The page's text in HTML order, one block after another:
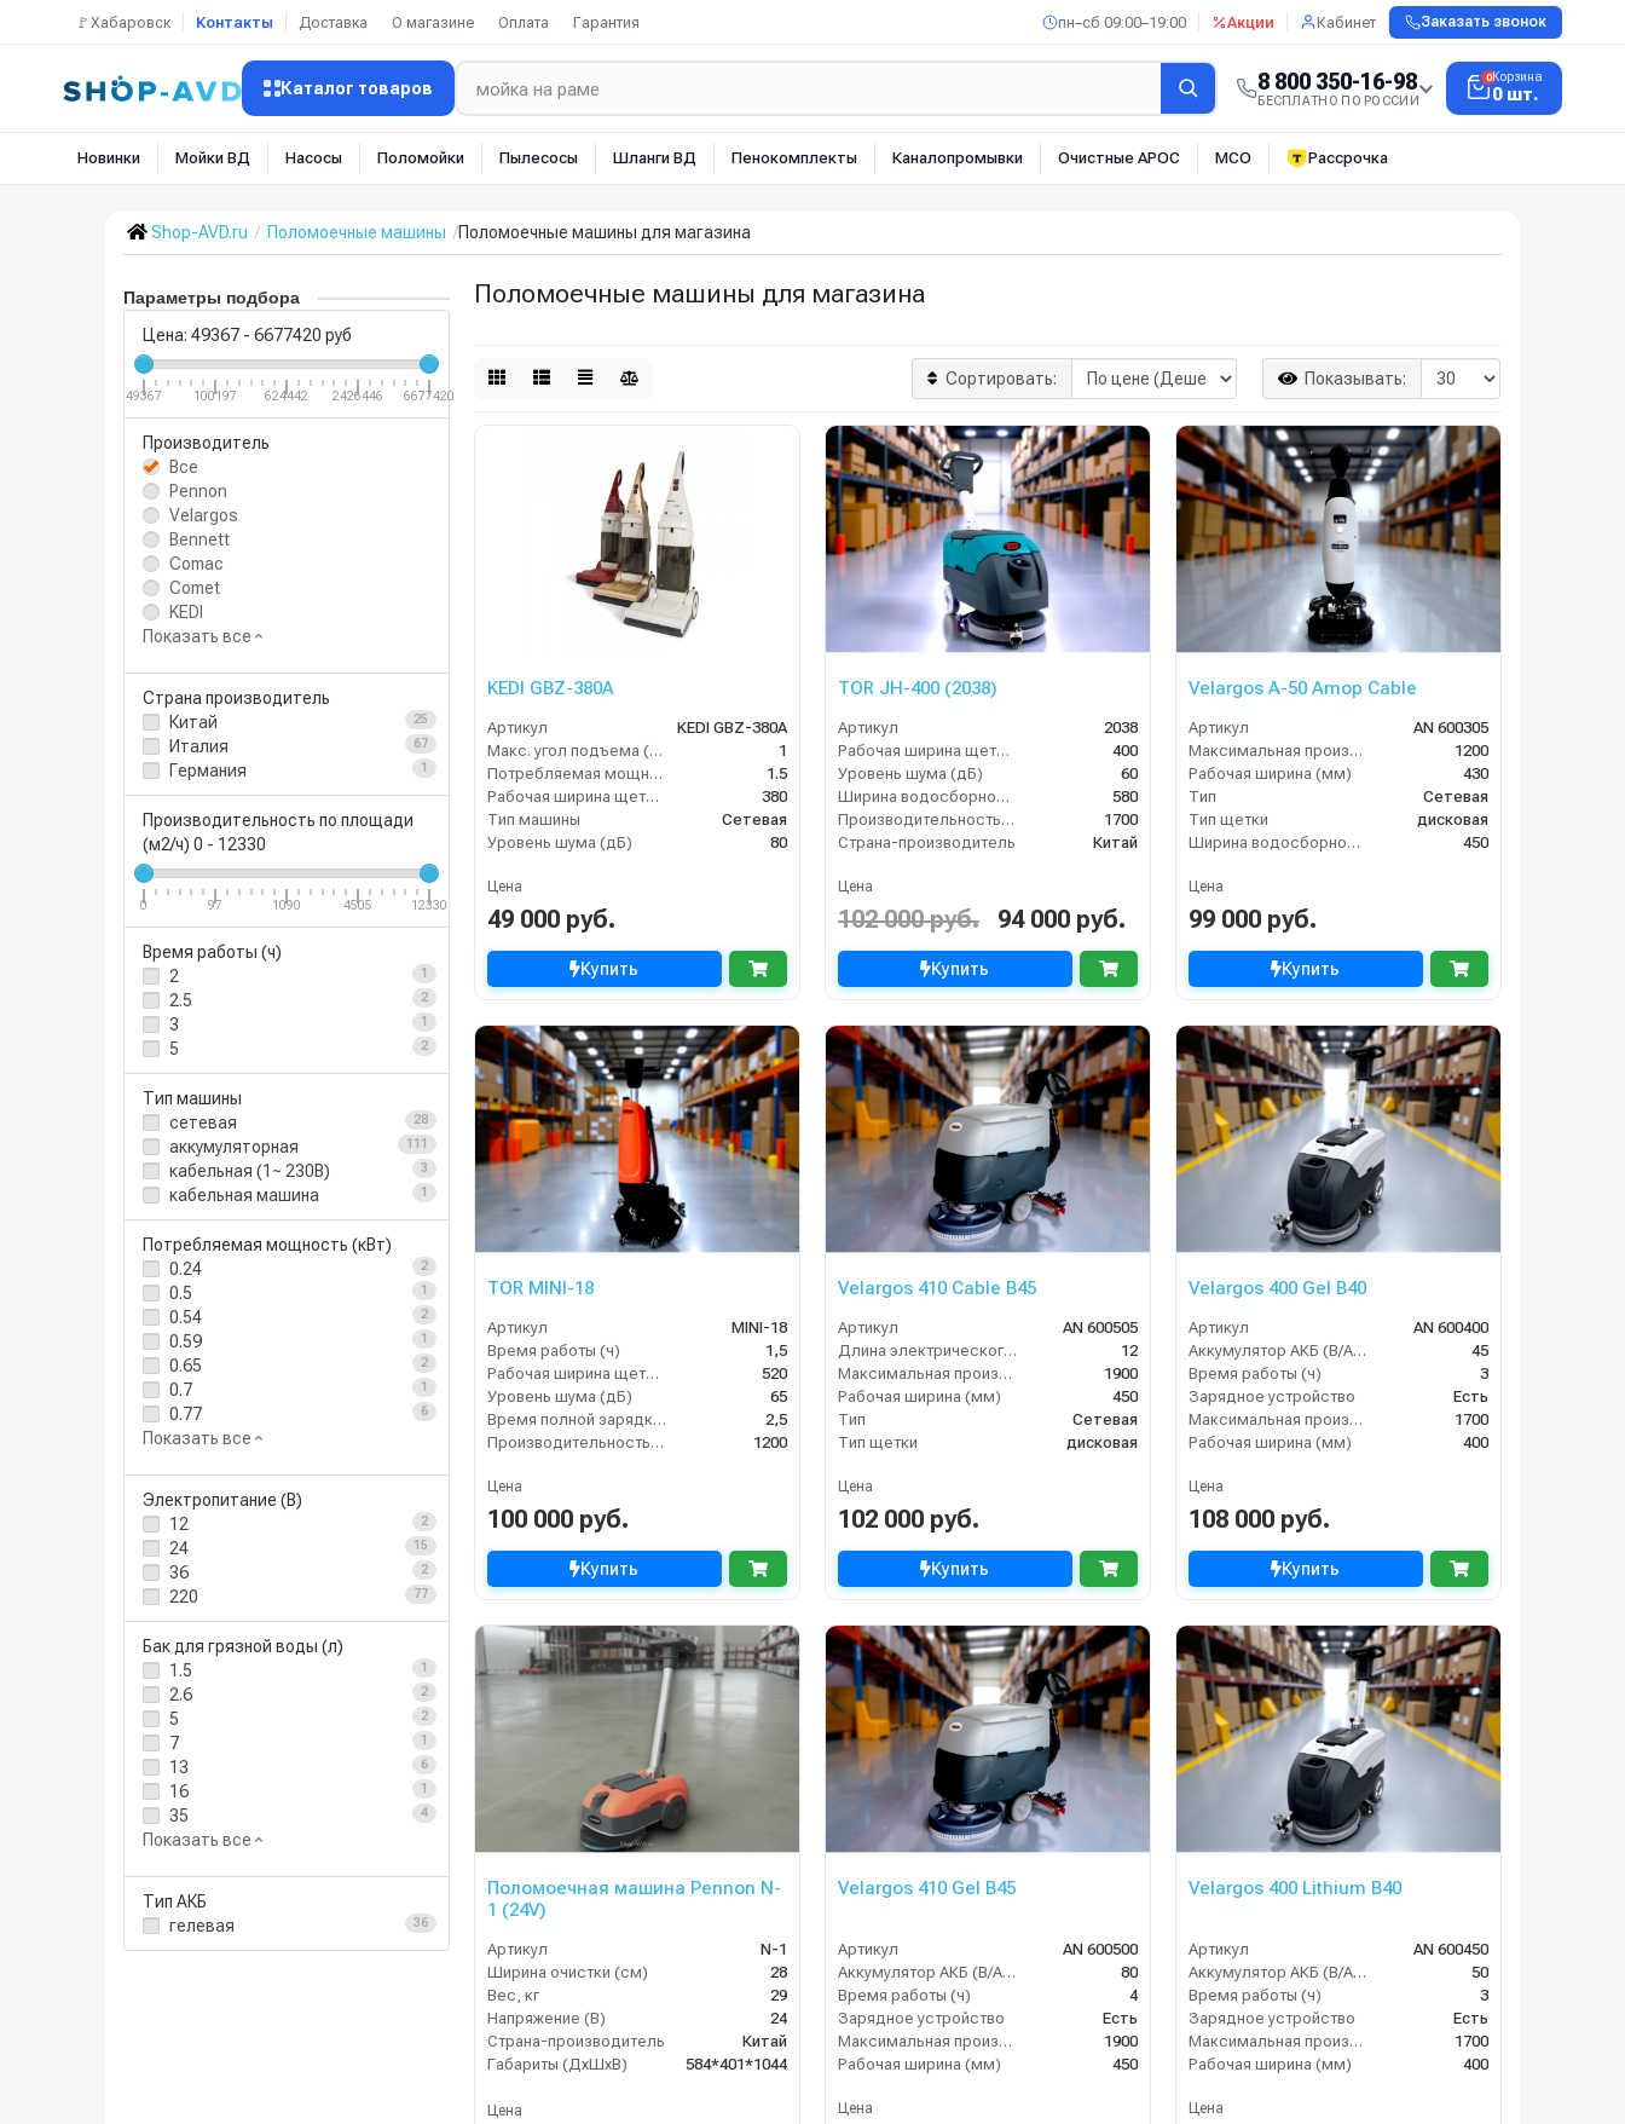
🚩Хабаровск Контакты Доставка О магазине Оплата Гарантия пн–сб 09:00–19:00 Акции Кабинет Заказать звонок
Каталог товаров 8 800 350-16-98
БЕСПЛАТНО ПО РОССИИ
0Корзина
0 шт.
Новинки Мойки ВД Насосы Поломойки Пылесосы Шланги ВД Пенокомплекты Каналопромывки Очистные АРОС МСО Рассрочка
Shop-AVD.ru Поломоечные машины Поломоечные машины для магазина
Параметры подбора
Цена: 49367 - 6677420 руб
49367 100197 624442 2426446 6677420
Производитель
Все
Pennon
Velargos
Bennett
Comac
Comet
KEDI
Показать все
Страна производитель
Китай
25
Италия 67
Германия 1
Производительность по площади
(м2/ч) 0 - 12330
0 97 1090 4505 12330
Время работы (ч)
2
1
2.5 2
3 1
5 2
Тип машины
сетевая
28
аккумуляторная 111
кабельная (1~ 230В) 3
кабельная машина 1
Потребляемая мощность (кВт)
0.24
2
0.5 1
0.54 2
0.59 1
0.65 2
0.7 1
0.77 6
Показать все
Электропитание (В)
12
2
24 15
36 2
220 77
Бак для грязной воды (л)
1.5
1
2.6 2
5 2
7 1
13 6
16 1
35 4
Показать все
Тип АКБ
гелевая
36
Поломоечные машины для магазина
Сортировать: Показывать:
KEDI GBZ-380A
Артикул
KEDI GBZ-380A
Макс. угол подъема (%)
1
Потребляемая мощность (кВт)
1.5
Рабочая ширина щеток (мм)
380
Тип машины
Сетевая
Уровень шума (дБ)
80
Цена
49 000 руб.
Купить
TOR JH-400 (2038)
Артикул
2038
Рабочая ширина щеток (мм)
400
Уровень шума (дБ)
60
Ширина водосборной рейки
580
Производительность по площади (м2/ч)
1700
Страна-производитель
Китай
Цена
102 000 руб. 94 000 руб.
Купить
Velargos A-50 Amop Cable
Артикул
AN 600305
Максимальная производительность (кв.м/час)
1200
Рабочая ширина (мм)
430
Тип
Сетевая
Тип щетки
дисковая
Ширина водосборной рейки
450
Цена
99 000 руб.
Купить
TOR MINI-18
Артикул
MINI-18
Время работы (ч)
1,5
Рабочая ширина щеток (мм)
520
Уровень шума (дБ)
65
Время полной зарядки аккумулятора (ч)
2,5
Производительность по площади (м2/ч)
1200
Цена
100 000 руб.
Купить
Velargos 410 Cable B45
Артикул
AN 600505
Длина электрического кабеля (м)
12
Максимальная производительность (кв.м/час)
1900
Рабочая ширина (мм)
450
Тип
Сетевая
Тип щетки
дисковая
Цена
102 000 руб.
Купить
Velargos 400 Gel B40
Артикул
AN 600400
Аккумулятор АКБ (В/А·ч)
45
Время работы (ч)
3
Зарядное устройство
Есть
Максимальная производительность (кв.м/час)
1700
Рабочая ширина (мм)
400
Цена
108 000 руб.
Купить
Поломоечная машина Pennon N-
1 (24V)
Артикул
N-1
Ширина очистки (см)
28
Вес, кг
29
Напряжение (В)
24
Страна-производитель
Китай
Габариты (ДхШхВ)
584*401*1044
Цена
Velargos 410 Gel B45
Артикул
AN 600500
Аккумулятор АКБ (В/А·ч)
80
Время работы (ч)
4
Зарядное устройство
Есть
Максимальная производительность (кв.м/час)
1900
Рабочая ширина (мм)
450
Цена
Velargos 400 Lithium B40
Артикул
AN 600450
Аккумулятор АКБ (В/А·ч)
50
Время работы (ч)
3
Зарядное устройство
Есть
Максимальная производительность (кв.м/час)
1700
Рабочая ширина (мм)
400
Цена